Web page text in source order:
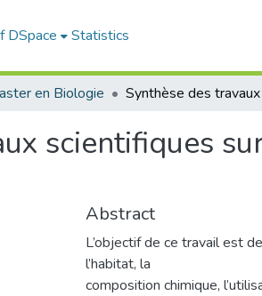
DSpace Statistics
en Biologie
scientifiques
Abstract
L’objectif de ce travail est
l’habitat, la
composition chimique,